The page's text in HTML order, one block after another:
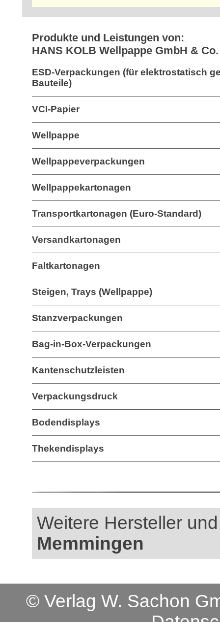
Produkte und Leistungen von:
HANS KOLB Wellpappe GmbH &
ESD-Verpackungen (für elektrostatisch
Bauteile)
VCI-Papier
Wellpappe
Wellpappeverpackungen
Wellpappekartonagen
Transportkartonagen (Euro-Standard)
Versandkartonagen
Faltkartonagen
Steigen, Trays (Wellpappe)
Stanzverpackungen
Bag-in-Box-Verpackungen
Kantenschutzleisten
Verpackungsdruck
Bodendisplays
Thekendisplays
Weitere Hersteller
Memmingen
© Verlag W. Sachon